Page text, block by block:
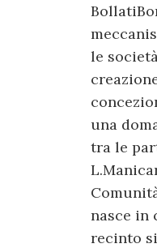
le
una
tra le
nasce in
recinto